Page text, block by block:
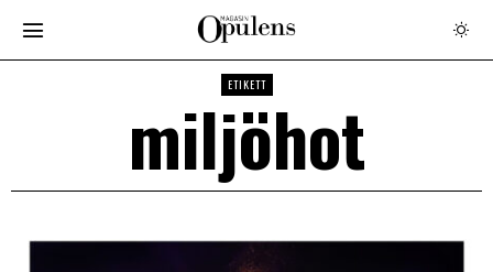
ETIKETT
miljöhot